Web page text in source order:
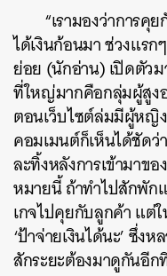
“เรามองว่าการ
ได้เงินก้อนมา ช่วงแร
ย่อย (นักอ่าน) เปิดตัว
ที่ใหญ่มากคือกลุ่มผู้สูง
ตอนเว็บไซต์ล่มมีผู้หญิง
คอมเมนต์ก็เห็นได้ชัด
ละทิ้งหลังการเข้ามาขอ
หมายนี้ ถ้าทำไปสักพัก
เกจไปคุยกับลูกค้า แต่
‘ป้าจ่ายเงินได้นะ’ ซึ่
สักระยะต้องมาดูกันอีก